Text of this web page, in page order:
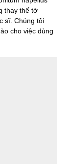
thay thế tờ
sĩ. Chúng tôi
cho việc dùng